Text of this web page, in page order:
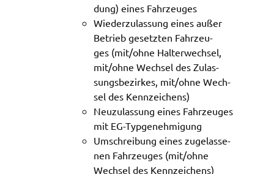
dung) eines Fahr­zeu­ges
Wieder­zu­las­sung eines außer
Betrieb gesetz­ten Fahr­zeu­
ges (mit/ohne Halter­wech­sel,
mit/ohne Wech­sel des Zulas­
sungs­be­zir­kes, mit/ohne Wech­
sel des Kenn­zei­chens)
Neuzu­las­sung eines Fahr­zeu­ges
mit EG-Typge­neh­mi­gung
Umschrei­bung eines zuge­las­se­
nen Fahr­zeu­ges (mit/ohne
Wech­sel des Kenn­zei­chens)
fe_typo_user
Landratsamt Schweinfurt
Anonyme Klickzählung
Cookie Laufzeit: